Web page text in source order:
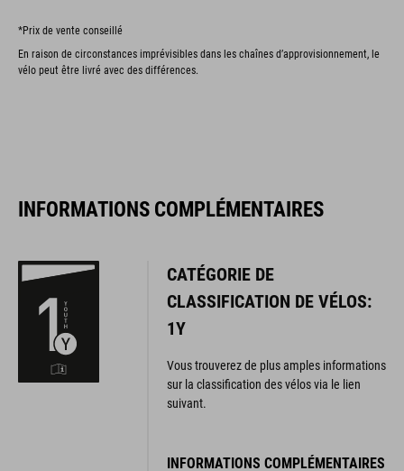
*Prix de vente conseillé
En raison de circonstances imprévisibles dans les chaînes d’approvisionnement, le
vélo peut être livré avec des différences.
INFORMATIONS COMPLÉMENTAIRES
CATÉGORIE DE
CLASSIFICATION DE VÉLOS:
1Y
Vous trouverez de plus amples informations
sur la classification des vélos via le lien
suivant.
INFORMATIONS COMPLÉMENTAIRES